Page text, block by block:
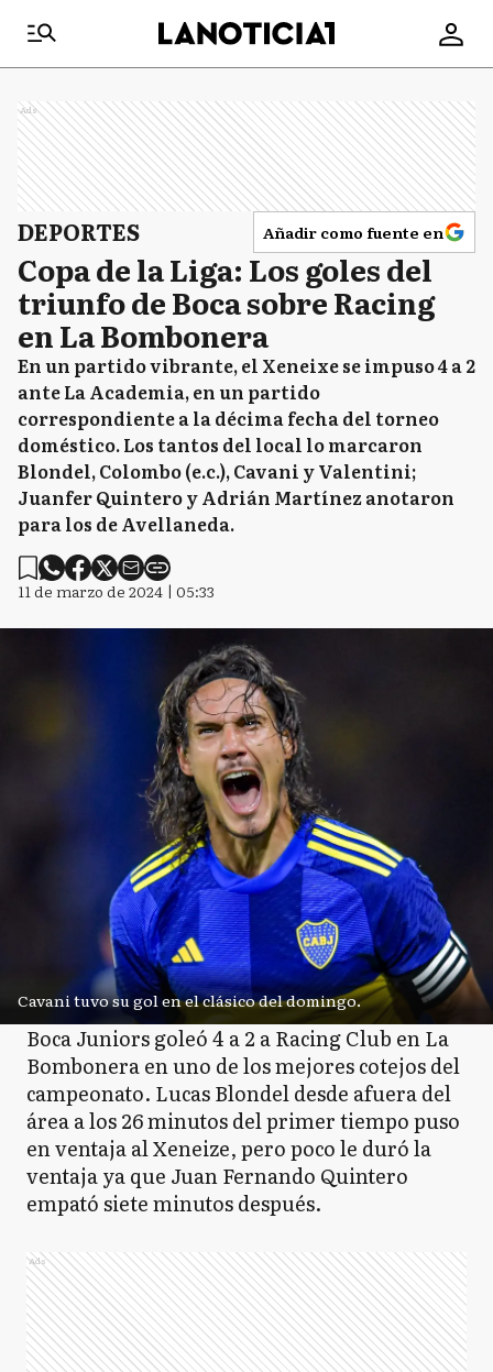
Ads
DEPORTES Añadir como fuente en
Copa de la Liga: Los goles del
triunfo de Boca sobre Racing
en La Bombonera
En un partido vibrante, el Xeneixe se impuso 4 a 2
ante La Academia, en un partido
correspondiente a la décima fecha del torneo
doméstico. Los tantos del local lo marcaron
Blondel, Colombo (e.c.), Cavani y Valentini;
Juanfer Quintero y Adrián Martínez anotaron
para los de Avellaneda.
11 de marzo de 2024 | 05:33
Cavani tuvo su gol en el clásico del domingo.
Boca Juniors goleó 4 a 2 a Racing Club en La
Bombonera en uno de los mejores cotejos del
campeonato. Lucas Blondel desde afuera del
área a los 26 minutos del primer tiempo puso
en ventaja al Xeneize, pero poco le duró la
ventaja ya que Juan Fernando Quintero
empató siete minutos después.
Ads